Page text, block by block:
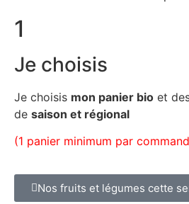
1
Je choisis
Je choisis mon panier bio et
de saison et régional
(1 panier minimum par
Nos fruits et légumes cette